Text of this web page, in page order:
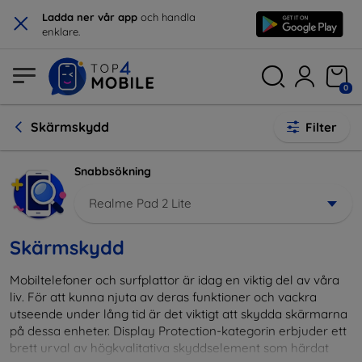
× Ladda ner vår app och handla
enklare.
0
Skärmskydd Filter
Snabbsökning
Realme Pad 2 Lite
Skärmskydd
Mobiltelefoner och surfplattor är idag en viktig del av våra
liv. För att kunna njuta av deras funktioner och vackra
utseende under lång tid är det viktigt att skydda skärmarna
på dessa enheter. Display Protection-kategorin erbjuder ett
brett urval av högkvalitativa skyddselement som härdat